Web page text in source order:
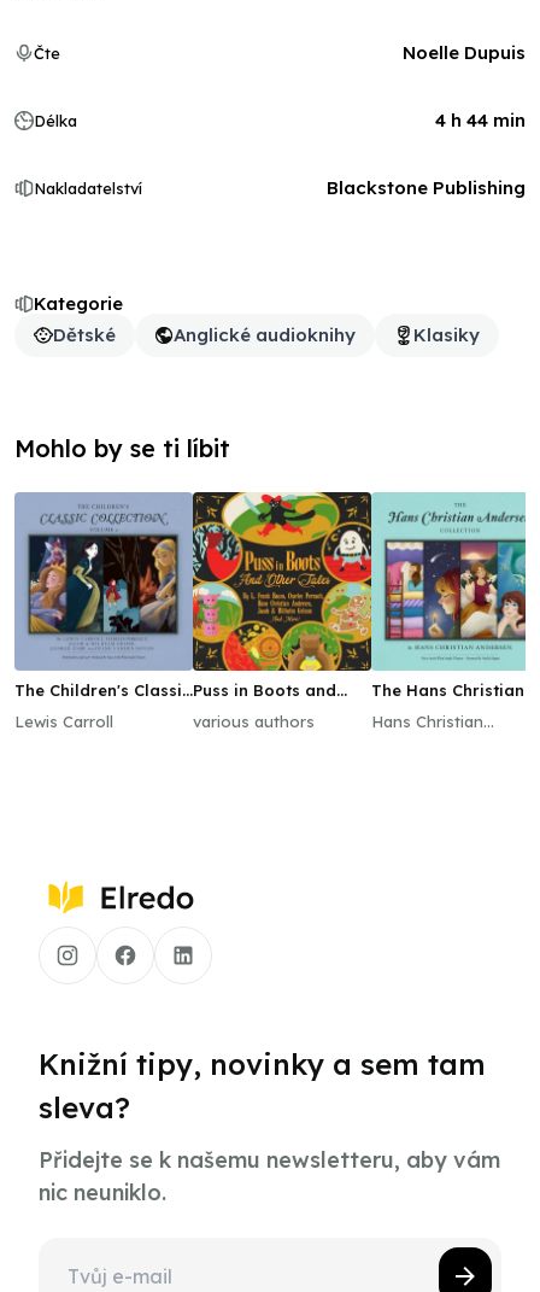
Kategorie
Dětské
Anglické audioknihy Klasiky
Čte Noelle Dupuis
Délka 4 h 44 min
Nakladatelství Blackstone Publishing
Mohlo by se ti líbit
The Children's Classic
Lewis Carroll
Puss in Boots and
various authors
The Hans Christian
Hans Christian
Knižní tipy, novinky a sem tam
sleva?
Přidejte se k našemu newsletteru, aby vám
nic neuniklo.